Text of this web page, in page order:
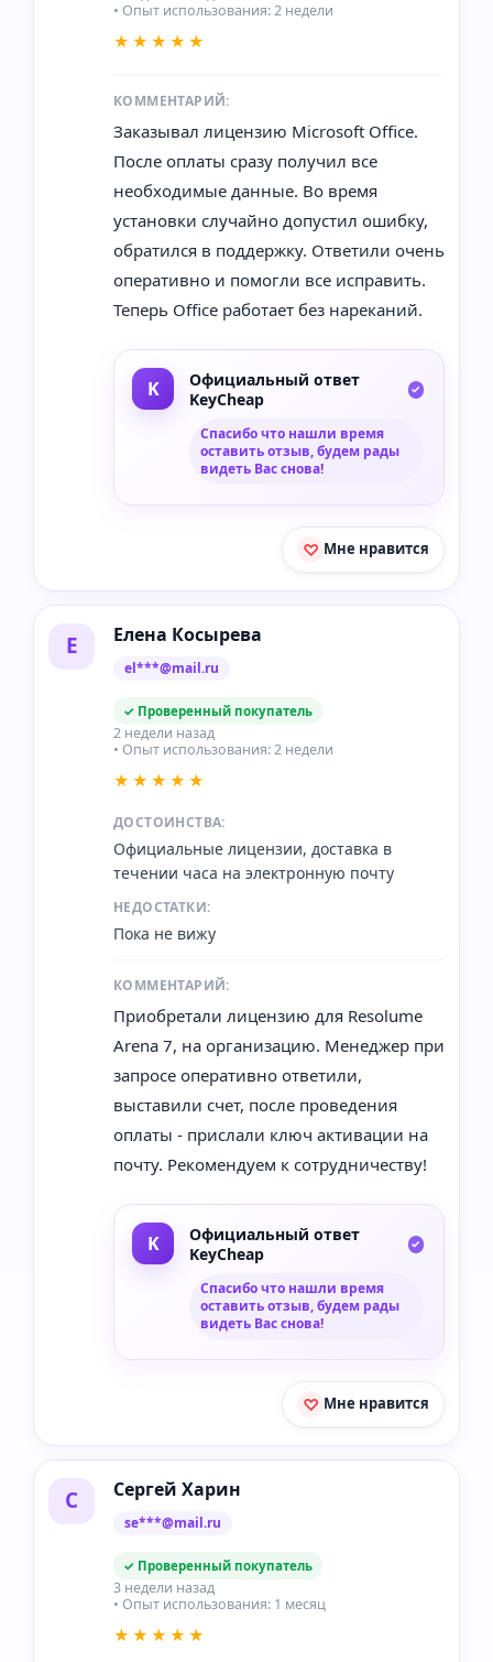
• Опыт использования: 2 недели
★★★★★
КОММЕНТАРИЙ:
Заказывал лицензию Microsoft Office.
После оплаты сразу получил все
необходимые данные. Во время
установки случайно допустил ошибку,
обратился в поддержку. Ответили очень
оперативно и помогли все исправить.
Теперь Office работает без нареканий.
Официальный ответ
KeyCheap
Спасибо что нашли время
оставить отзыв, будем рады
видеть Вас снова!
Мне нравится
Е Елена Косырева
el***@mail.ru
✓ Проверенный покупатель
2 недели назад
• Опыт использования: 2 недели
★★★★★
ДОСТОИНСТВА:
Официальные лицензии, доставка в
течении часа на электронную почту
НЕДОСТАТКИ:
Пока не вижу
КОММЕНТАРИЙ:
Приобретали лицензию для Resolume
Arena 7, на организацию. Менеджер при
запросе оперативно ответили,
выставили счет, после проведения
оплаты - прислали ключ активации на
почту. Рекомендуем к сотрудничеству!
Официальный ответ
KeyCheap
Спасибо что нашли время
оставить отзыв, будем рады
видеть Вас снова!
Мне нравится
С Сергей Харин
se***@mail.ru
✓ Проверенный покупатель
3 недели назад
• Опыт использования: 1 месяц
★★★★★